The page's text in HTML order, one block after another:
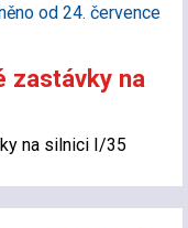
od 24. července
zastávky na
na silnici I/35